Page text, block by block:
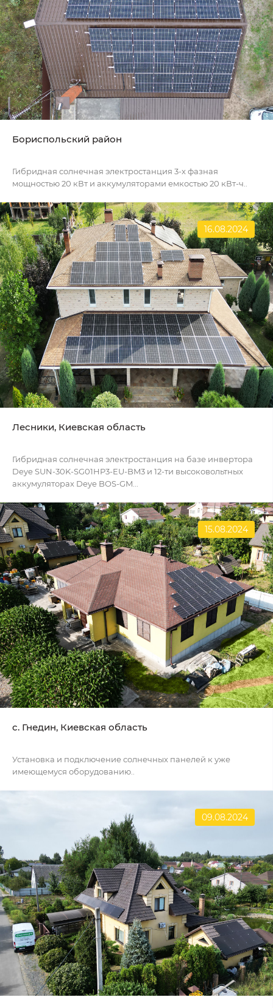
Бориспольский район
Гибридная солнечная электростанция 3-х фазная
мощностью 20 кВт и аккумуляторами емкостью 20 кВт-ч..
16.08.2024
Лесники, Киевская область
Гибридная солнечная электростанция на базе инвертора
Deye SUN-30K-SG01HP3-EU-BM3 и 12-ти высоковольтных
аккумуляторах Deye BOS-GM...
15.08.2024
c. Гнедин, Киевская область
Установка и подключение солнечных панелей к уже
имеющемуся оборудованию..
09.08.2024